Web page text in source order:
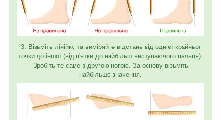
3. Візьміть лінійку та виміряйте відстань від однієї крайньої
точки до іншої (від п'ятки до найбільш виступаючого пальця).
Зробіть те саме з другою ногою. За основу візьміть
найбільше значення.